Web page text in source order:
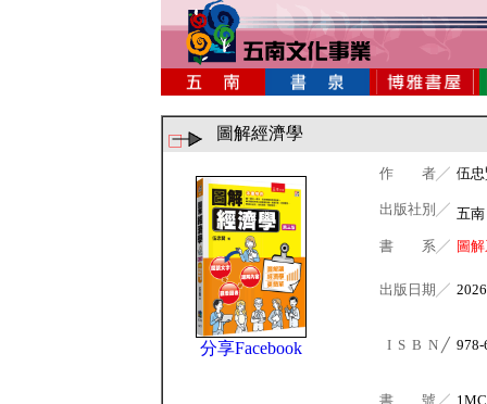
圖解經濟學
分享Facebook
作 者╱ 伍忠
出版社別╱ 五南
書 系╱ 圖
出版日期╱
I S B N ╱ 978-
書 號╱